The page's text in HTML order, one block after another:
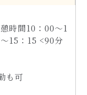
時間10：00～1
15：15 <90分
も可